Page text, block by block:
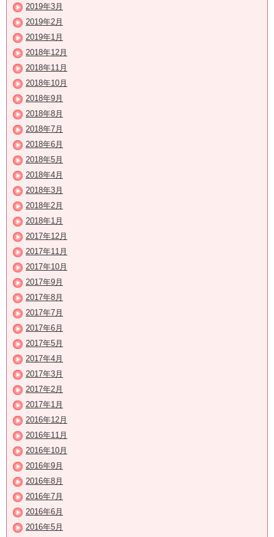
2019年3月
2019年2月
2019年1月
2018年12月
2018年11月
2018年10月
2018年9月
2018年8月
2018年7月
2018年6月
2018年5月
2018年4月
2018年3月
2018年2月
2018年1月
2017年12月
2017年11月
2017年10月
2017年9月
2017年8月
2017年7月
2017年6月
2017年5月
2017年4月
2017年3月
2017年2月
2017年1月
2016年12月
2016年11月
2016年10月
2016年9月
2016年8月
2016年7月
2016年6月
2016年5月